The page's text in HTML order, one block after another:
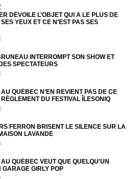
DÉVOILE L’OBJET QUI A LE PLUS DE
YEUX ET CE N’EST PAS SES
INTERROMPT SON SHOW ET
SPECTATEURS
QUÉBEC N’EN REVIENT PAS DE CE
DU FESTIVAL ÎLESONIQ
FERRON BRISENT LE SILENCE SUR LA
LAVANDE
QUÉBEC VEUT QUE QUELQU’UN
GARAGE GIRLY POP